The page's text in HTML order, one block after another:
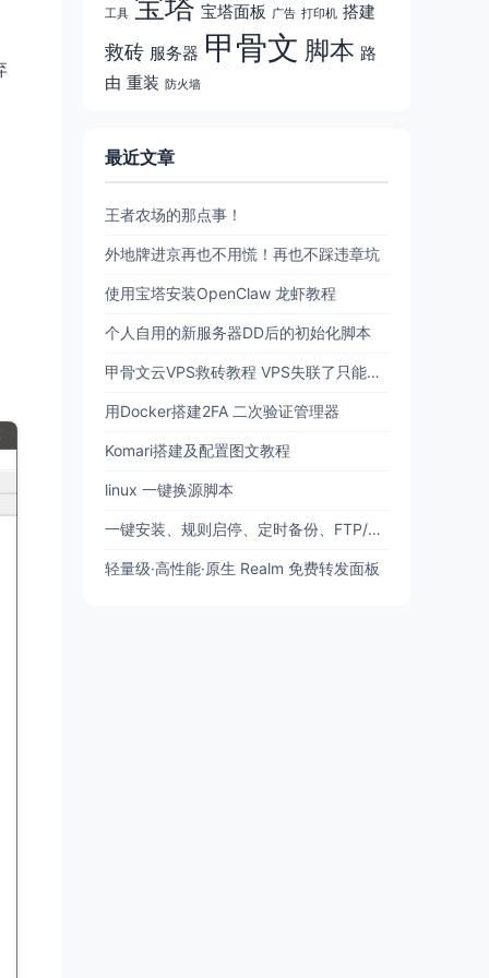
工具 宝塔面板 广告 打印机 搭建
救砖 服务器 甲骨文 脚本 路
由 重装 防火墙
最近文章
王者农场的那点事！
外地牌进京再也不用慌！再也不踩违章坑
使用宝塔安装OpenClaw 龙虾教程
个人自用的新服务器DD后的初始化脚本
甲骨文云VPS救砖教程 VPS失联了只能删机？现在可以原地复活了！
用Docker搭建2FA 二次验证管理器
Komari搭建及配置图文教程
linux 一键换源脚本
一键安装、规则启停、定时备份、FTP/SFTP 备份
轻量级·高性能·原生 Realm 免费转发面板